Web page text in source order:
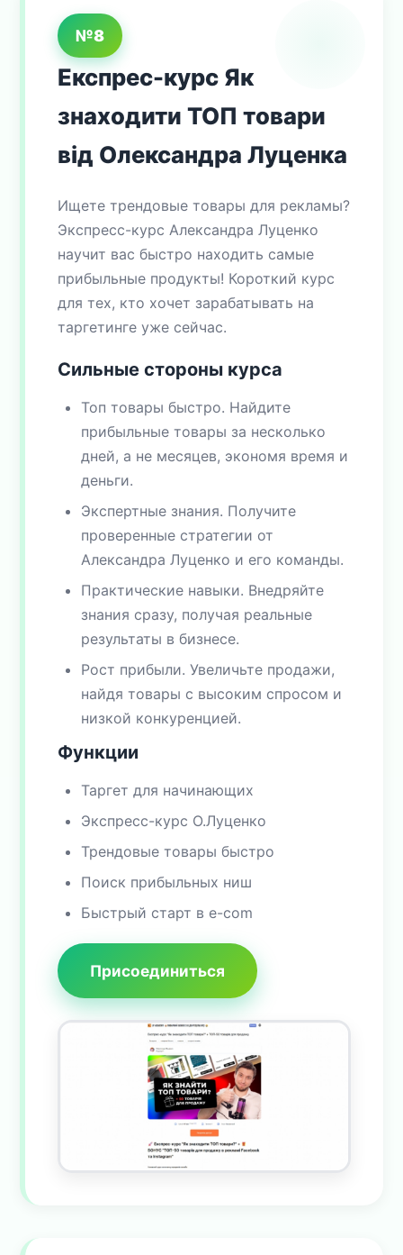
№8
Експрес-курс Як
знаходити ТОП товари
від Олександра Луценка
Ищете трендовые товары для рекламы?
Экспресс-курс Александра Луценко
научит вас быстро находить самые
прибыльные продукты! Короткий курс
для тех, кто хочет зарабатывать на
таргетинге уже сейчас.
Сильные стороны курса
Топ товары быстро. Найдите
прибыльные товары за несколько
дней, а не месяцев, экономя время и
деньги.
Экспертные знания. Получите
проверенные стратегии от
Александра Луценко и его команды.
Практические навыки. Внедряйте
знания сразу, получая реальные
результаты в бизнесе.
Рост прибыли. Увеличьте продажи,
найдя товары с высоким спросом и
низкой конкуренцией.
Функции
Таргет для начинающих
Экспресс-курс О.Луценко
Трендовые товары быстро
Поиск прибыльных ниш
Быстрый старт в e-com
Присоединиться